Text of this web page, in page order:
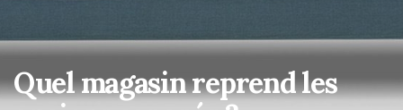
Quel magasin reprend les